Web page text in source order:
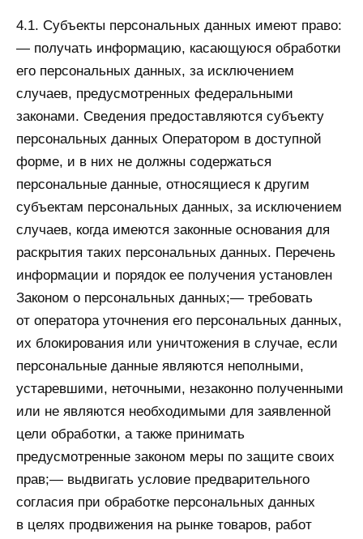
4.1. Субъекты персональных данных имеют право:
— получать информацию, касающуюся обработки
его персональных данных, за исключением
случаев, предусмотренных федеральными
законами. Сведения предоставляются субъекту
персональных данных Оператором в доступной
форме, и в них не должны содержаться
персональные данные, относящиеся к другим
субъектам персональных данных, за исключением
случаев, когда имеются законные основания для
раскрытия таких персональных данных. Перечень
информации и порядок ее получения установлен
Законом о персональных данных;— требовать
от оператора уточнения его персональных данных,
их блокирования или уничтожения в случае, если
персональные данные являются неполными,
устаревшими, неточными, незаконно полученными
или не являются необходимыми для заявленной
цели обработки, а также принимать
предусмотренные законом меры по защите своих
прав;— выдвигать условие предварительного
согласия при обработке персональных данных
в целях продвижения на рынке товаров, работ